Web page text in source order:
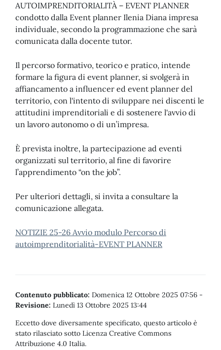
AUTOIMPRENDITORIALITÀ – EVENT PLANNER
condotto dalla Event planner Ilenia Diana impresa
individuale, secondo la programmazione che sarà
comunicata dalla docente tutor.
Il percorso formativo, teorico e pratico, intende
formare la figura di event planner, si svolgerà in
affiancamento a influencer ed event planner del
territorio, con l'intento di sviluppare nei discenti le
attitudini imprenditoriali e di sostenere l'avvio di
un lavoro autonomo o di un’impresa.
È prevista inoltre, la partecipazione ad eventi
organizzati sul territorio, al fine di favorire
l’apprendimento “on the job”.
Per ulteriori dettagli, si invita a consultare la
comunicazione allegata.
NOTIZIE 25-26 Avvio modulo Percorso di
autoimprenditorialità-EVENT PLANNER
Contenuto pubblicato: Domenica 12 Ottobre 2025 07:56 -
Revisione: Lunedì 13 Ottobre 2025 13:44
Eccetto dove diversamente specificato, questo articolo è
stato rilasciato sotto Licenza Creative Commons
Attribuzione 4.0 Italia.